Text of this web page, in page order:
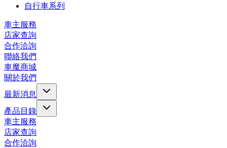
自行車系列
車主服務
店家查詢
合作洽詢
聯絡我們
車魔商城
關於我們
最新消息
產品目錄
車主服務
店家查詢
合作洽詢